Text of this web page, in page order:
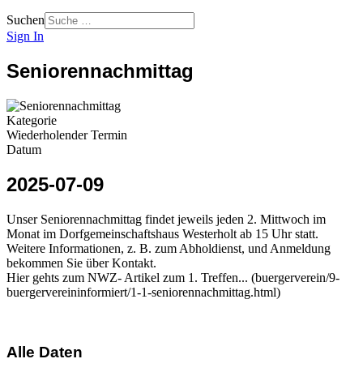
Suchen
Sign In
Seniorennachmittag
Kategorie
Wiederholender Termin
Datum
2025-07-09
Unser Seniorennachmittag findet jeweils jeden 2. Mittwoch im
Monat im Dorfgemeinschaftshaus Westerholt ab 15 Uhr statt.
Weitere Informationen, z. B. zum Abholdienst, und Anmeldung
bekommen Sie über Kontakt.
Hier gehts zum NWZ- Artikel zum 1. Treffen... (buergerverein/9-
buergervereininformiert/1-1-seniorennachmittag.html)
Alle Daten